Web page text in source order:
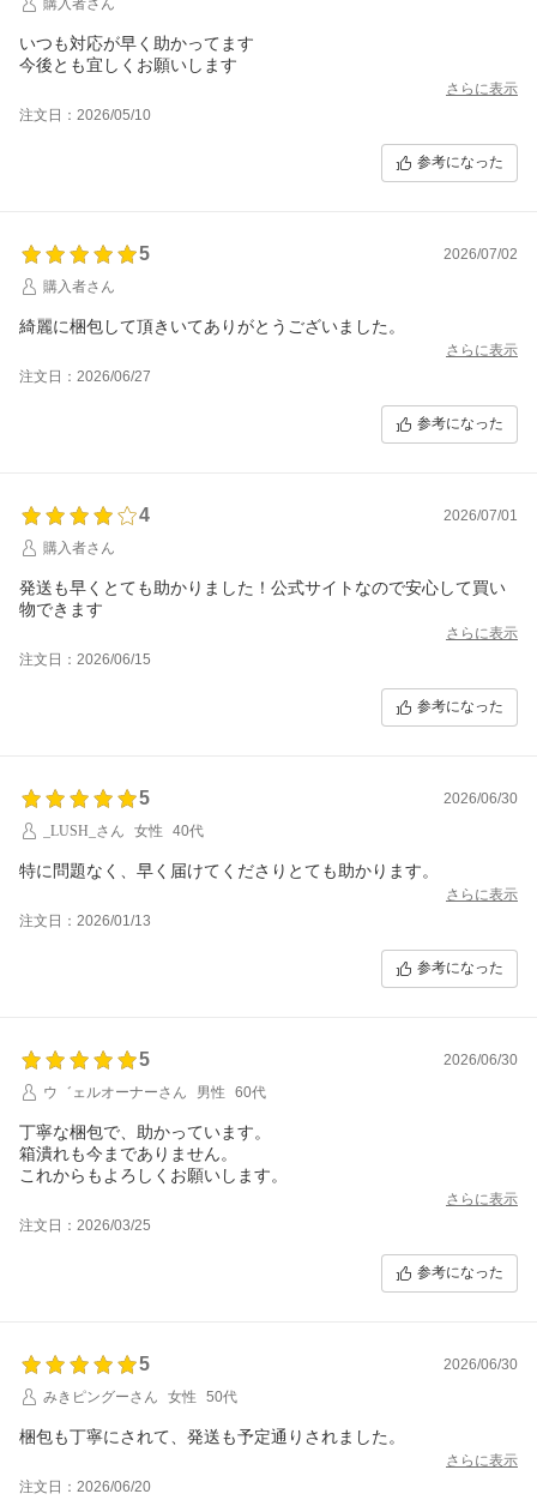
いつも対応が早く助かってます
今後とも宜しくお願いします
さらに表示
注文日：2026/05/10
参考になった
5
2026/07/02
購入者さん
綺麗に梱包して頂きいてありがとうございました。
さらに表示
注文日：2026/06/27
参考になった
4
2026/07/01
購入者さん
発送も早くとても助かりました！公式サイトなので安心して買い
物できます
さらに表示
注文日：2026/06/15
参考になった
5
2026/06/30
_LUSH_さん
女性 40代
特に問題なく、早く届けてくださりとても助かります。
さらに表示
注文日：2026/01/13
参考になった
5
2026/06/30
ウ゛ェルオーナーさん
男性 60代
丁寧な梱包で、助かっています。
箱潰れも今までありません。
これからもよろしくお願いします。
さらに表示
注文日：2026/03/25
参考になった
5
2026/06/30
みきピングーさん
女性 50代
梱包も丁寧にされて、発送も予定通りされました。
さらに表示
注文日：2026/06/20